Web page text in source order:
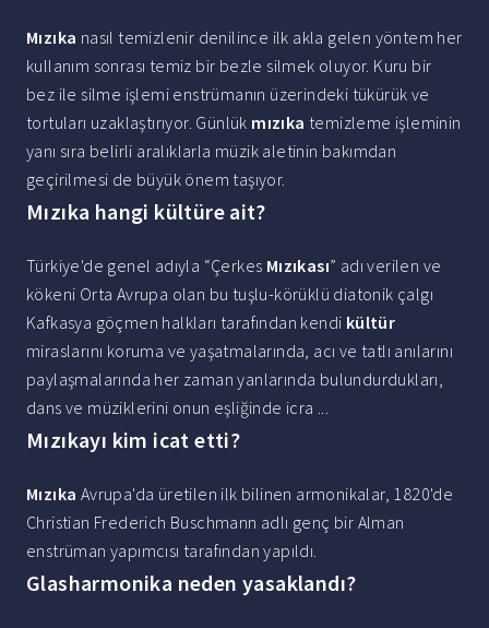
Mızıka nasıl temizlenir denilince ilk akla gelen yöntem her
kullanım sonrası temiz bir bezle silmek oluyor. Kuru bir
bez ile silme işlemi enstrümanın üzerindeki tükürük ve
tortuları uzaklaştırıyor. Günlük mızıka temizleme işleminin
yanı sıra belirli aralıklarla müzik aletinin bakımdan
geçirilmesi de büyük önem taşıyor.
Mızıka hangi kültüre ait?
Türkiye'de genel adıyla “Çerkes Mızıkası” adı verilen ve
kökeni Orta Avrupa olan bu tuşlu-körüklü diatonik çalgı
Kafkasya göçmen halkları tarafından kendi kültür
miraslarını koruma ve yaşatmalarında, acı ve tatlı anılarını
paylaşmalarında her zaman yanlarında bulundurdukları,
dans ve müziklerini onun eşliğinde icra ...
Mızıkayı kim icat etti?
Mızıka Avrupa'da üretilen ilk bilinen armonikalar, 1820'de
Christian Frederich Buschmann adlı genç bir Alman
enstrüman yapımcısı tarafından yapıldı.
Glasharmonika neden yasaklandı?